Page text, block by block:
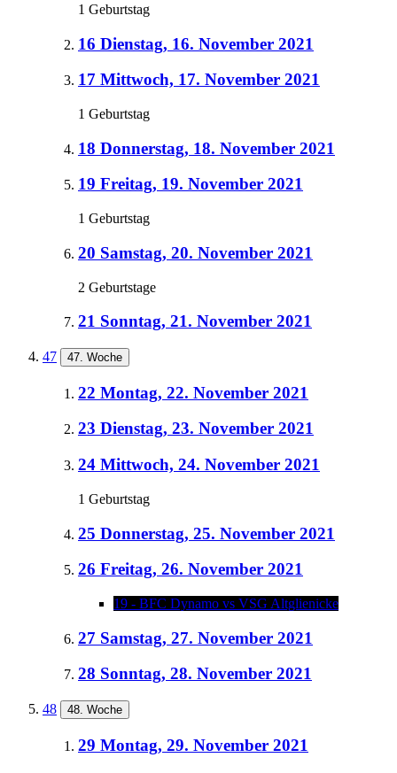
1 Geburtstag
16 Dienstag, 16. November 2021
17 Mittwoch, 17. November 2021
1 Geburtstag
18 Donnerstag, 18. November 2021
19 Freitag, 19. November 2021
1 Geburtstag
20 Samstag, 20. November 2021
2 Geburtstage
21 Sonntag, 21. November 2021
47 47. Woche
22 Montag, 22. November 2021
23 Dienstag, 23. November 2021
24 Mittwoch, 24. November 2021
1 Geburtstag
25 Donnerstag, 25. November 2021
26 Freitag, 26. November 2021
19 - BFC Dynamo vs VSG Altglienicke
27 Samstag, 27. November 2021
28 Sonntag, 28. November 2021
48 48. Woche
29 Montag, 29. November 2021